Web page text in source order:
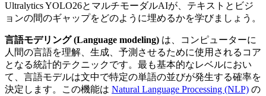
Ultralytics YOLO26とマルチモーダルAIが、テキストとビジ
ョンの間のギャップをどのように埋めるかを学びましょう。
言語モデリング (Language modeling) は、コンピューターに
人間の言語を理解、生成、予測させるために使用されるコア
となる統計的テクニックです。最も基本的なレベルにおい
て、言語モデルは文中で特定の単語の並びが発生する確率を
決定します。この機能は Natural Language Processing (NLP) の